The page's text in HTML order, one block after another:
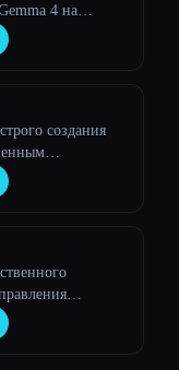
4 на
создания